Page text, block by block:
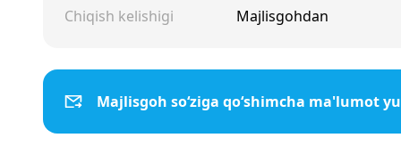
Chiqish kelishigi
Majlisgohdan
Majlisgoh so‘ziga qo‘shimcha ma'lumot